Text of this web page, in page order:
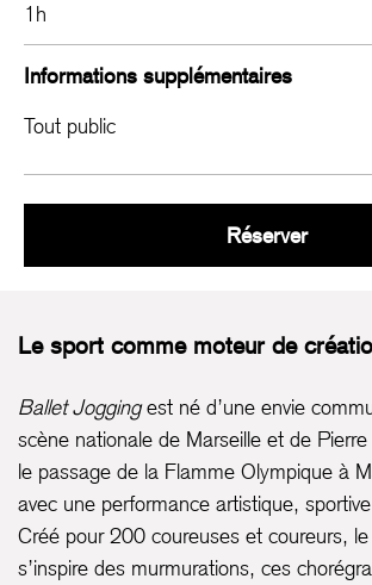
1h
Informations supplémentaires
Tout public
RéserverBallet
Le sport comme moteur de
Ballet Joggingest né d’une envie
scène nationale de Marseille et de
le passage de la Flamme Olympique à
avec une performance artistique,
Créé pour 200 coureuses et coureurs,
s’inspire des murmurations, ces